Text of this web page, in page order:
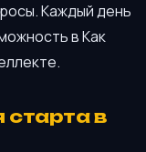
Каждый день
в Как
старта в